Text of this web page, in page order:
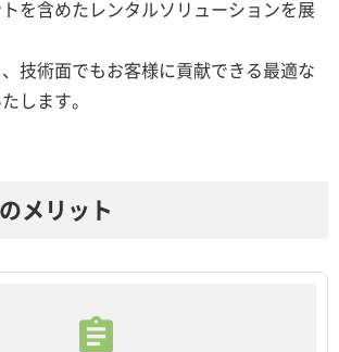
を含めたレンタルソリューションを展
技術面でもお客様に貢献できる最適な
します。
メリット